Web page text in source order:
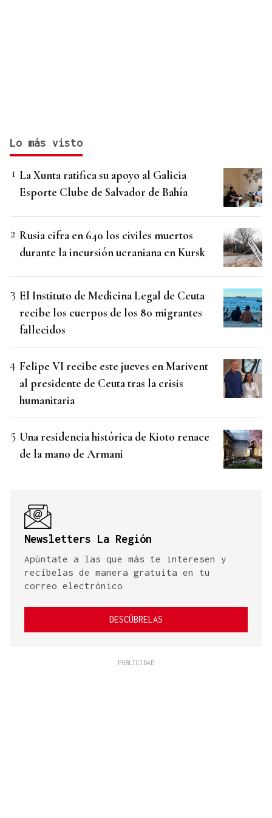
Lo más visto
La Xunta ratifica su apoyo al Galicia
Esporte Clube de Salvador de Bahía
Rusia cifra en 640 los civiles muertos
durante la incursión ucraniana en Kursk
El Instituto de Medicina Legal de Ceuta
recibe los cuerpos de los 80 migrantes
fallecidos
Felipe VI recibe este jueves en Marivent
al presidente de Ceuta tras la crisis
humanitaria
Una residencia histórica de Kioto renace
de la mano de Armani
Newsletters La Región
Apúntate a las que más te interesen y
recíbelas de manera gratuita en tu
correo electrónico
DESCÚBRELAS